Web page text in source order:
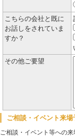
こちらの会社と既に
お話しをされていま
すか？
その他ご要望
ご相談・イベント来場
ご相談・イベント等への